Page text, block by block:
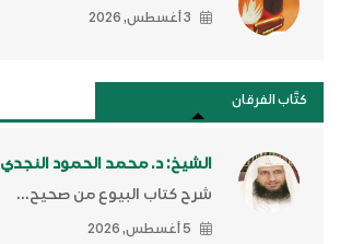
3 أغسطس, 2026
كتَّاب الفرقان
الشيخ: د. محمد الحمود النجدي
شرح كتاب البيوع من صحيح...
5 أغسطس, 2026